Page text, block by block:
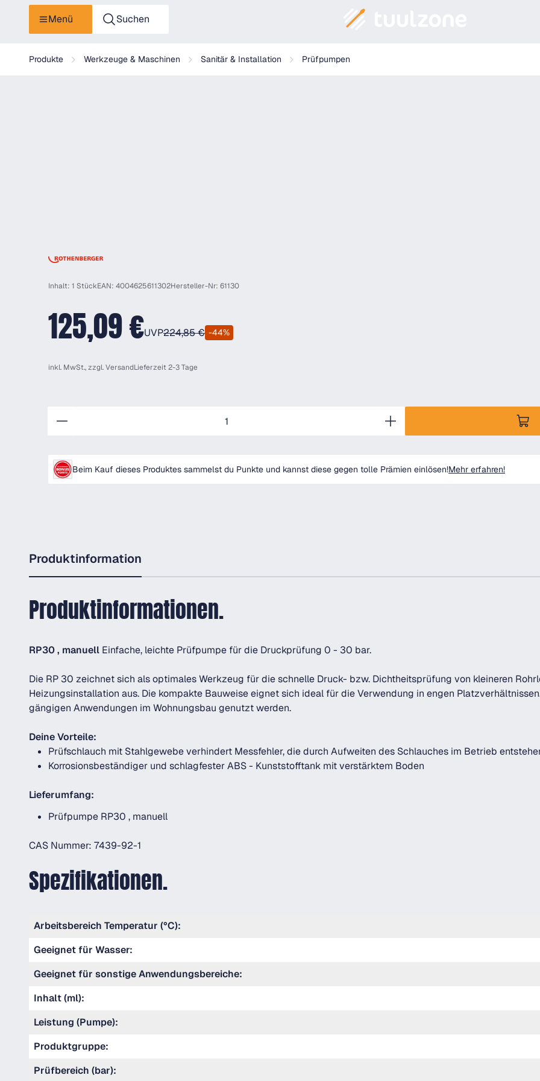
Menü Suchen
Produkte Werkzeuge & Maschinen Sanitär & Installation Prüfpumpen
Rothenberger RP30 , Prüfpumpe, manuell
Inhalt: 1 StückEAN: 4004625611302Hersteller-Nr: 61130
125,09 €UVP224,85 € -44%
inkl. MwSt., zzgl.VersandLieferzeit 2-3 Tage
Beim Kauf dieses Produktes sammelst du Punkte und kannst diese gegen tolle Prämien einlösen!Mehr erfahren!
Produktinformation
Produktinformationen.
RP30 , manuell Einfache, leichte Prüfpumpe für die Druckprüfung 0 - 30 bar.
Die RP 30 zeichnet sich als optimales Werkzeug für die schnelle Druck- bzw. Dichtheitsprüfung von kleineren
Heizungsinstallation aus. Die kompakte Bauweise eignet sich ideal für die Verwendung in engen
gängigen Anwendungen im Wohnungsbau genutzt werden.
Deine Vorteile:
Prüfschlauch mit Stahlgewebe verhindert Messfehler, die durch Aufweiten des Schlauches im Betrieb
Korrosionsbeständiger und schlagfester ABS - Kunststofftank mit verstärktem Boden
Lieferumfang:
Prüfpumpe RP30 , manuell
CAS Nummer: 7439-92-1
Spezifikationen.
Arbeitsbereich Temperatur (°C):
Geeignet für Wasser:
Geeignet für sonstige Anwendungsbereiche:
Inhalt (ml):
Leistung (Pumpe):
Produktgruppe:
Prüfbereich (bar):